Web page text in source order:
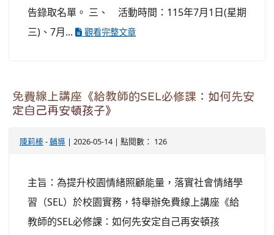
告錄取名單。 三、 活動時間：115年7月1日(星期
三)、7月...
觀看完整文章
免費線上講座《給教師的SEL必修課：如何先安
定自己再安頓孩子》
陳莉榛-輔導 | 2026-05-14 | 點閱數： 126
主旨：為提升校園情緒照顧能量，落實社會情緒學
習（SEL）於校園實務，特舉辦免費線上講座《給
教師的SEL必修課：如何先安定自己再安頓孩